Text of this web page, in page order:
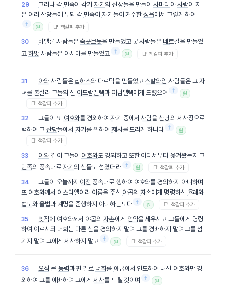
29 그러나각 민족이 각기자기 의 신상들을 만들어사마리아 사람이 지
은 여러 산당들에 두되 각 민족이 자기 들이 거주한성읍에서 그렇게 하여
†
원 📑 책갈피 추가
30 바벨론사람들은숙곳브놋을 만들었고 굿 사람들은 네르갈을 만들었
고 하맛사람들은 아시마를 만들었고 † 원 📑 책갈피 추가
31 아와사람들은 닙하스와 다르닥을 만들었고 스발와임 사람들은 그 자
녀를 불살라 그들의 신 아드람멜렉과 아남멜렉에게 드렸으며 † 원
📑 책갈피 추가
32 그들이 또 여호와를 경외하여 자기 중에서사람을산당의 제사장으로
택하여 그 산당들에서자기를 위하여 제사를 드리게 하니라 † 원
📑 책갈피 추가
33 이와같이 그들이 여호와도 경외하고 또한 어디서부터 옮겨왔든지 그
민족의 풍속대로자기의 신들도 섬겼더라 † 원 📑 책갈피 추가
34 그들이 오늘까지 이전 풍속대로 행하여 여호와를 경외하지 아니하며
또 여호와께서 이스라엘이라 이름을 주신 야곱의자손에게 명령하신 율례와
법도와 율법과 계명을 준행하지 아니하는도다 † 원 📑 책갈피 추가
35 옛적에 여호와께서 야곱의자손에게 언약을 세우시고 그들에게 명령
하여 이르시되 너희는 다른 신을 경외하지 말며 그를 경배하지 말며 그를 섬
기지 말며 그에게 제사하지 말고 † 원 📑 책갈피 추가
36 오직 큰 능력과 편 팔로 너희 를 애굽에서 인도하여 내신 여호와만 경
외하여 그를 예배하며 그에게 제사를 드릴 것이며 † 원